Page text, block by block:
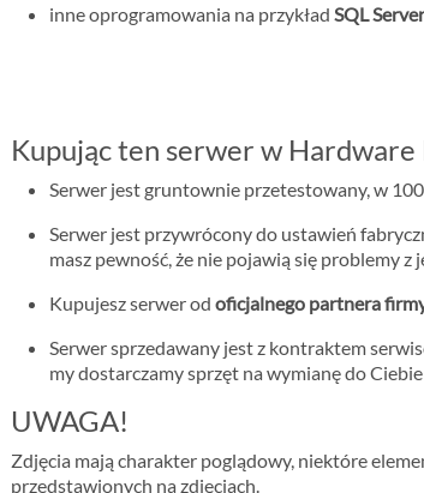
inne oprogramowania na przykład SQL Server
Kupując ten serwer w
Serwer jest gruntownie przetestowany, w
Serwer jest przywrócony do ustawień
masz pewność, że nie pojawią się problemy
Kupujesz serwer od oficjalnego partnera
Serwer sprzedawany jest z kontraktem
my dostarczamy sprzęt na wymianę do
UWAGA!
Zdjęcia mają charakter poglądowy, niektóre
przedstawionych na zdjęciach.